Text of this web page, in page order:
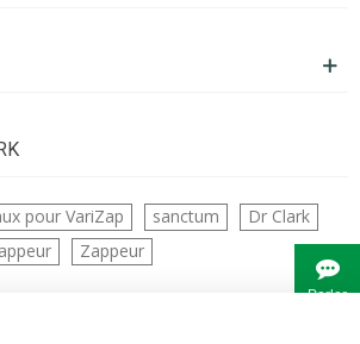
pour VariZap sanctum
Dr Clark
Zappeur
Parler